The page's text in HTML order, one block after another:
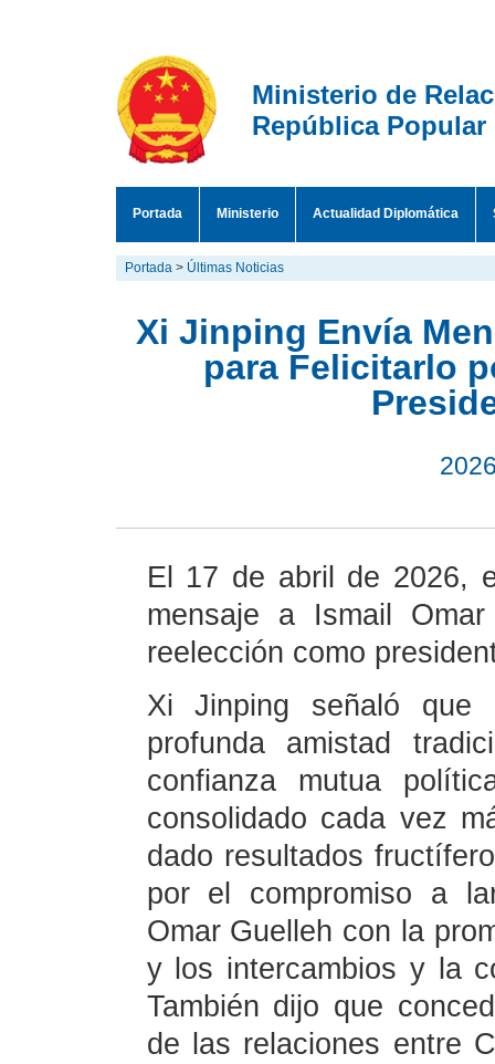
Ministerio de
República Popular
Portada Ministerio Actualidad Diplomática
Portada > Últimas Noticias
Xi Jinping Envía
para Felicitarlo
El 17 de abril de 2026,
mensaje a Ismail
reelección como
Xi Jinping señaló
profunda amistad
confianza mutua
consolidado cada vez
dado resultados
por el compromiso a
Omar Guelleh con la
y los intercambios y la
También dijo que
de las relaciones entre